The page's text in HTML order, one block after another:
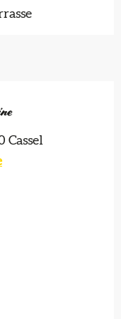
Cassel